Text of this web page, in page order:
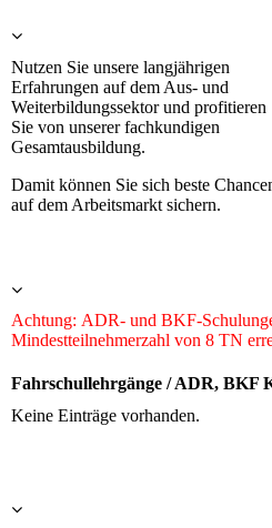
Nutzen Sie unsere langjährigen
Erfahrungen auf dem Aus- und
Weiterbildungssektor und profitieren
Sie von unserer fachkundigen
Gesamtausbildung.
Damit können Sie sich beste
auf dem Arbeitsmarkt sichern.
Achtung: ADR- und BKF-
Mindestteilnehmerzahl von 8 TN
Fahrschullehrgänge / ADR, BKF
Keine Einträge vorhanden.